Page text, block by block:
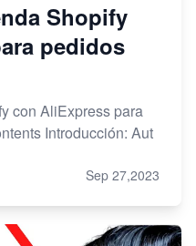
Shopify
pedidos
con AliExpress para
Introducción: Aut
Sep 27,2023